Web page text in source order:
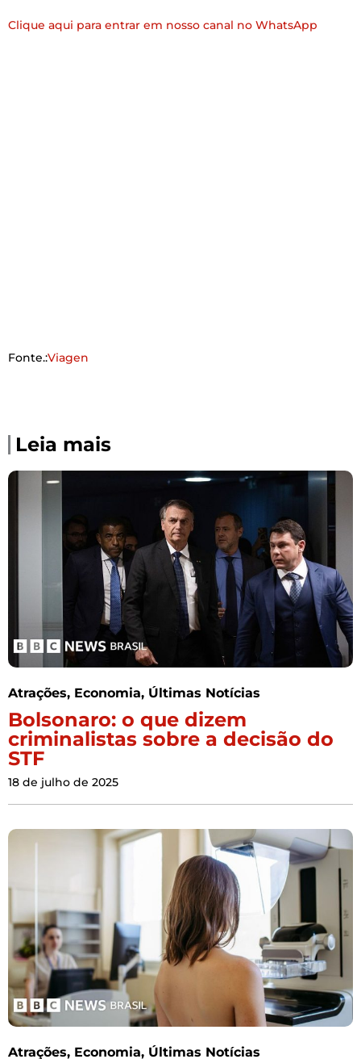
Clique aqui para entrar em nosso canal no WhatsApp
Fonte.:Viagen
Leia mais
Atrações, Economia, Últimas Notícias
Bolsonaro: o que dizem
criminalistas sobre a decisão do
STF
18 de julho de 2025
Atrações, Economia, Últimas Notícias